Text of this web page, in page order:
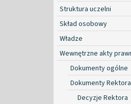
Struktura uczelni
Skład osobowy
Władze
Wewnętrzne akty
Dokumenty ogólne
Dokumenty
Decyzje Rektora